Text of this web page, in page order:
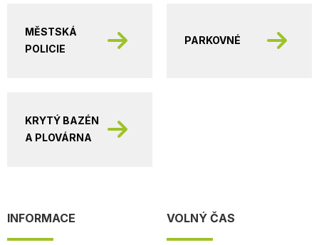
MĚSTSKÁ
POLICIE
PARKOVNÉ
KRYTÝ BAZÉN
A PLOVÁRNA
INFORMACE VOLNÝ ČAS